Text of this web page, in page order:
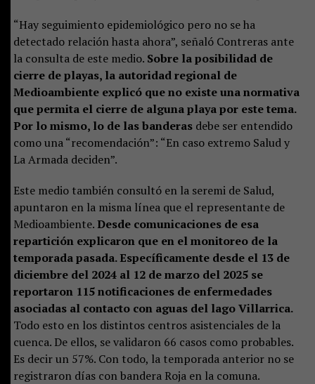
“Hay seguimiento epidemiológico pero no se ha
detectado relación hasta ahora”, señaló Contreras ante
la consulta de este medio. Sobre la posibilidad de
cierre de playas, la autoridad regional de
Medioambiente explicó que no existe una normativa
que permita el cierre de alguna playa por este tema.
Por lo mismo, lo de las banderasdebe ser entendido
como una “recomendación”: “En caso extremo Salud y
La Armada deciden”.
Este medio también consultó en la seremi de Salud,
apuntaron en la misma línea que el representante de
Medioambiente. Desde comunicaciones de esa
repartición explicaron que en el monitoreo de la
temporada pasada. Específicamente desde el 13 de
diciembre del 2024 al 12 de marzo del 2025 se
reportaron 115 notificaciones de enfermedades
asociadas al contacto con aguas del lago Villarrica.
Todo esto en los distintos centros asistenciales de la
cuenca. De ellos, se validaron 66 casos como probables.
Es decir un 57%. Con todo, la temporada anterior no se
registraron días con bandera Roja en la comuna.